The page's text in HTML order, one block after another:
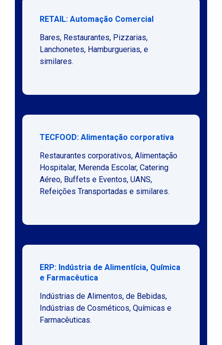
RETAIL: Automação Comercial
Bares, Restaurantes, Pizzarias,
Lanchonetes, Hamburguerias, e
similares.
TECFOOD: Alimentação corporativa
Restaurantes corporativos, Alimentação
Hospitalar, Merenda Escolar, Catering
Aéreo, Buffets e Eventos, UANS,
Refeições Transportadas e similares.
ERP: Indústria de Alimentícia, Química
e Farmacêutica
Indústrias de Alimentos, de Bebidas,
Indústrias de Cosméticos, Químicas e
Farmacêuticas.